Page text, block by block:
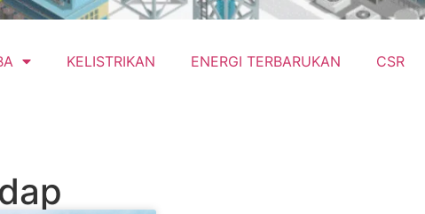
KELISTRIKAN ENERGI TERBARUKAN CSR